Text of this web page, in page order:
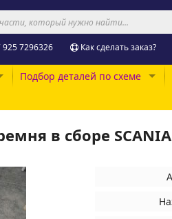
925 7296326 Как сделать заказ?
Подбор деталей по схеме
в сборе